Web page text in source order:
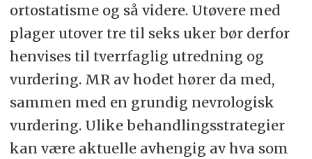
ortostatisme og så videre. Utøvere med
plager utover tre til seks uker bør derfor
henvises til tverrfaglig utredning og
vurdering. MR av hodet hører da med,
sammen med en grundig nevrologisk
vurdering. Ulike behandlingsstrategier
kan være aktuelle avhengig av hva som